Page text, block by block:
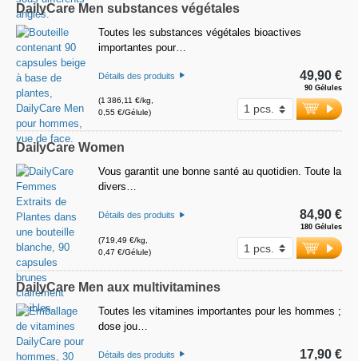
DailyCare Men substances végétales
Toutes les substances végétales bioactives
importantes pour…
Détails des produits
(1 386,11 €/kg,
0,55 €/Gélule)
90 Gélules
49,90 €
DailyCare Women
Vous garantit une bonne santé au quotidien. Toute la
divers…
Détails des produits
(719,49 €/kg,
0,47 €/Gélule)
180 Gélules
84,90 €
DailyCare Men aux multivitamines
Toutes les vitamines importantes pour les hommes ;
dose jou…
Détails des produits 17,90 €